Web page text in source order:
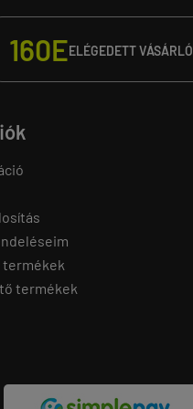
160EELÉGEDETT VÁSÁRLÓ
termékek
termékek